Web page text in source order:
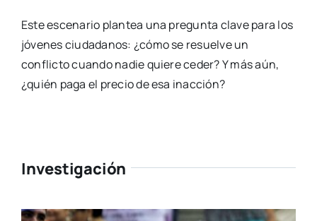
Este escenario plantea una pregunta clave para los
jóvenes ciudadanos: ¿cómo se resuelve un
conflicto cuando nadie quiere ceder? Y más aún,
¿quién paga el precio de esa inacción?
Investigación